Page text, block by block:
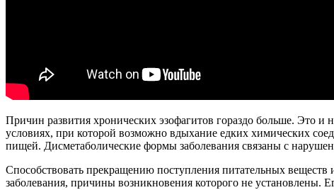
Причин развития хронических эзофагитов гораздо больше. Это
условиях, при которой возможно вдыхание едких химических
пищей. Дисметаболические формы заболевания связаны с
Способствовать прекращению поступления питательных
заболевания, причины возникновения которого не установлены.